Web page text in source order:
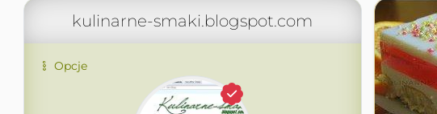
kulinarne-smaki.blogspot.com
Opcje